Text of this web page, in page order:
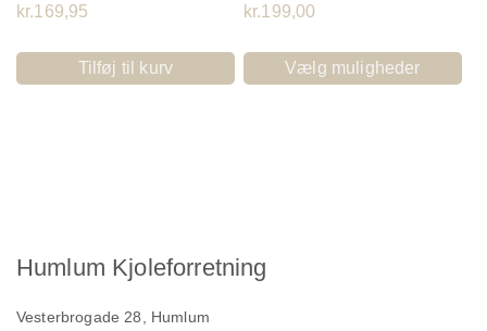
kr.169,95
Tilføj til kurv
kr.199,00
Vælg muligheder
Humlum Kjoleforretning
Vesterbrogade 28, Humlum